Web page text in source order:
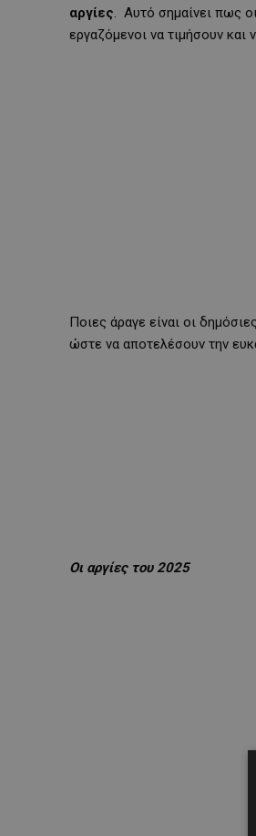
αργίες. Αυτό σημαίνει πως
εργαζόμενοι να τιμήσουν και
Ποιες άραγε είναι οι
ώστε να αποτελέσουν την
Οι αργίες του 2025